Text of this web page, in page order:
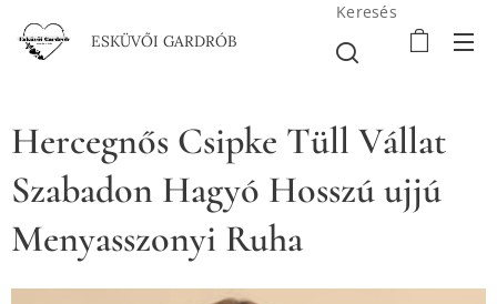
ESKÜVŐI GARDRÓB
Keresés
Hercegnős Csipke Tüll Vállat
Szabadon Hagyó Hosszú ujjú
Menyasszonyi Ruha